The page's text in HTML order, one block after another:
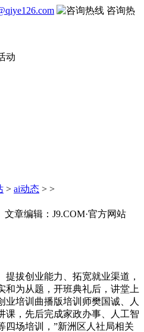
咨询热
动
> ai动态 > >
文章编辑：J9.COM·官方网站
拔创业能力、拓宽就业渠道，
和为从题，开班典礼后，讲堂上
业培训曲播版培训师樊国诚、人
课，先后完成家政办事、人工智
四场培训，”新洲区人社局相关